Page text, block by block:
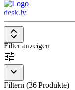
Um in der Kategorie
zu werden, sollte eine
aufweisen:
und
desk.ly
Filter anzeigen
Filtern (36 Produkte)